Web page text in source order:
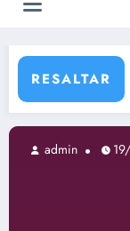
RESALTAR
Roscón con ayuda
19/06/2013